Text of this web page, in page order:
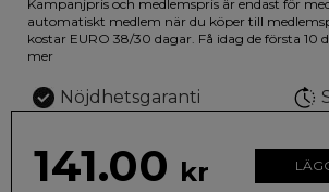
12 färgpennor som du kan färglägga dina
illustrationen på den vackra askan finns fjärilar i
färger.
Kampanjpris och medlemspris är endast för
automatiskt medlem när du köper till
kostar EURO 38/30 dagar. Få idag de första 10
mer
Nöjdhetsgaranti
141.00 kr